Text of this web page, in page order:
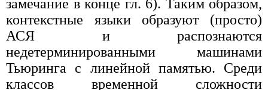
замечание в конце гл. 6). Таким образом,
контекстные языки образуют (просто)
АСЯ и распознаются
недетерминированными машинами
Тьюринга с линейной памятью. Среди
классов временной сложности